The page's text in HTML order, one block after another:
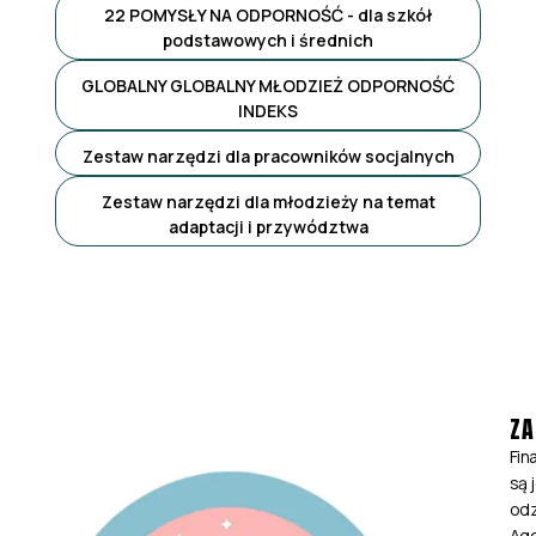
22 POMYSŁY NA ODPORNOŚĆ - dla szkół
podstawowych i średnich
GLOBALNY GLOBALNY MŁODZIEŻ ODPORNOŚĆ
INDEKS
Zestaw narzędzi dla pracowników socjalnych
Zestaw narzędzi dla młodzieży na temat
adaptacji i przywództwa
są